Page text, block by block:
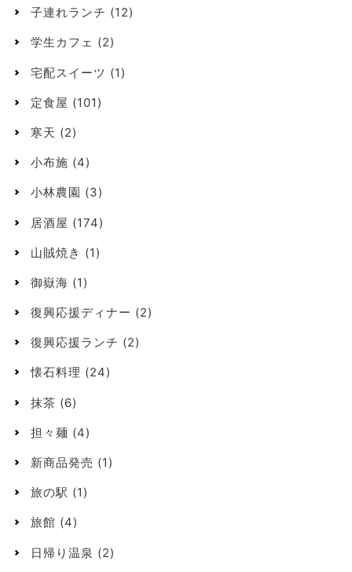
子連れランチ (12)
学生カフェ (2)
宅配スイーツ (1)
定食屋 (101)
寒天 (2)
小布施 (4)
小林農園 (3)
居酒屋 (174)
山賊焼き (1)
御嶽海 (1)
復興応援ディナー (2)
復興応援ランチ (2)
懐石料理 (24)
抹茶 (6)
担々麺 (4)
新商品発売 (1)
旅の駅 (1)
旅館 (4)
日帰り温泉 (2)